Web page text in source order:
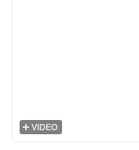
VIDEO